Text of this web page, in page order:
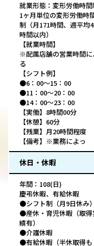
就業形態：変形労働時
1ヶ月単位の変形労働時
制（月171時間、週平均
時間以内）
【就業時間】
※配属店舗の営業時間に
る
【シフト例】
●6：00～15：00
●11：00～20：00
●14：00～23：00
【実働】8時間00分
【休憩】60分
【残業】月20時間程度
【備考】※業務によっ
休日・休暇
年間：108(日)
慶弔休暇、有給休暇
●シフト制（月9日休み）
●産休・育児休暇（取得
績有）
●介護休暇
●有給休暇（半休取得も